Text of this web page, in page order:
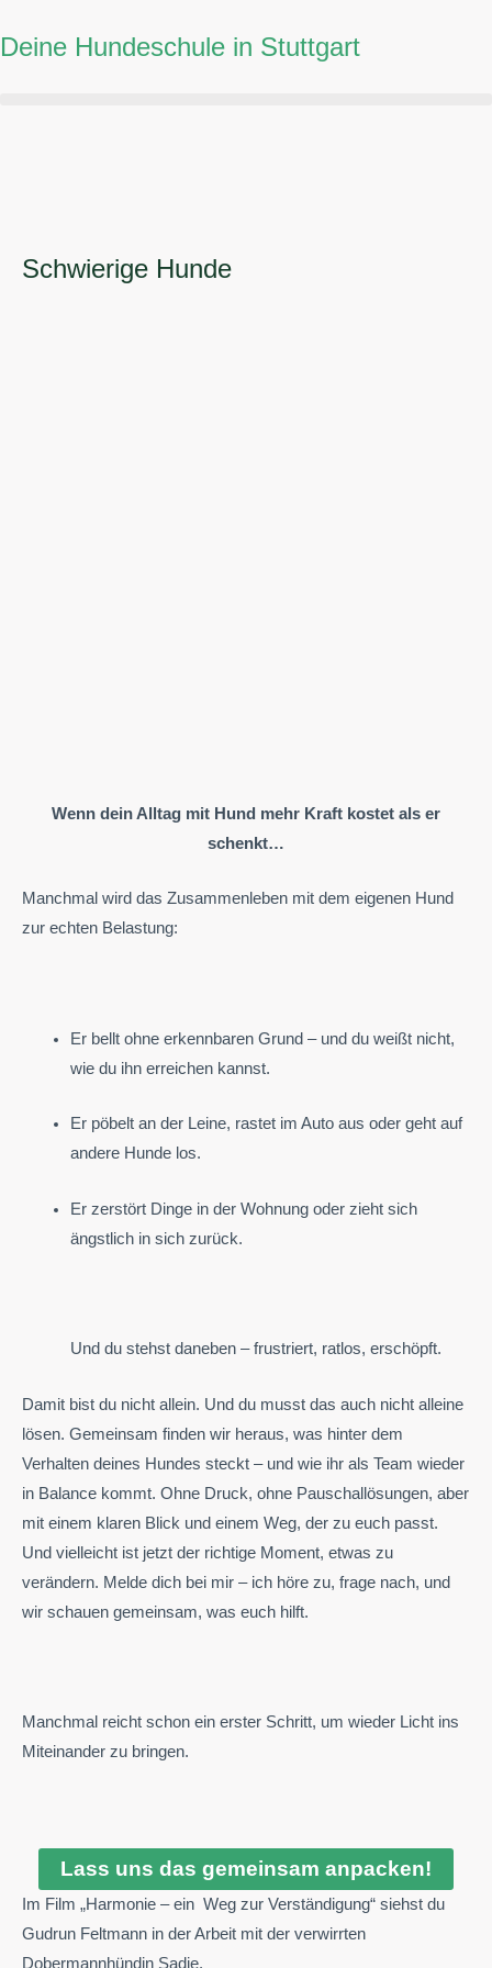
Inhalt
Deine Hundeschule in Stuttgart
Schwierige Hunde
Wenn dein Alltag mit Hund mehr Kraft kostet als er
schenkt…
Manchmal wird das Zusammenleben mit dem eigenen Hund
zur echten Belastung:
Er bellt ohne erkennbaren Grund – und du weißt nicht,
wie du ihn erreichen kannst.
Er pöbelt an der Leine, rastet im Auto aus oder geht auf
andere Hunde los.
Er zerstört Dinge in der Wohnung oder zieht sich
ängstlich in sich zurück.
Und du stehst daneben – frustriert, ratlos, erschöpft.
Damit bist du nicht allein. Und du musst das auch nicht alleine
lösen. Gemeinsam finden wir heraus, was hinter dem
Verhalten deines Hundes steckt – und wie ihr als Team wieder
in Balance kommt. Ohne Druck, ohne Pauschallösungen, aber
mit einem klaren Blick und einem Weg, der zu euch passt.
Und vielleicht ist jetzt der richtige Moment, etwas zu
verändern. Melde dich bei mir – ich höre zu, frage nach, und
wir schauen gemeinsam, was euch hilft.
Manchmal reicht schon ein erster Schritt, um wieder Licht ins
Miteinander zu bringen.
Lass uns das gemeinsam anpacken!
Im Film „Harmonie – ein Weg zur Verständigung“ siehst du
Gudrun Feltmann in der Arbeit mit der verwirrten
Dobermannhündin Sadie.